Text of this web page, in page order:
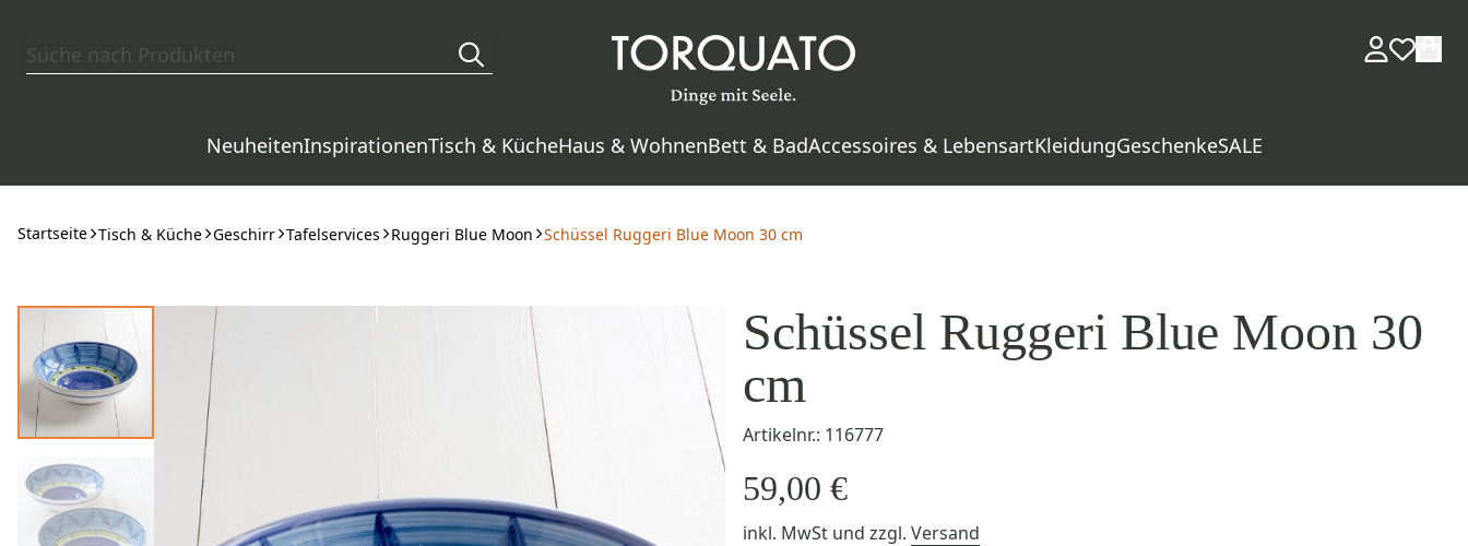
NeuheitenInspirationenTisch & KücheHaus & WohnenBett & BadAccessoires & LebensartKleidungGeschenkeSALE
Startseite Tisch & Küche Geschirr Tafelservices Ruggeri Blue Moon Schüssel Ruggeri Blue Moon 30 cm
Schüssel Ruggeri Blue Moon 30
cm
Artikelnr.: 116777
59,00 €
inkl. MwSt und zzgl. Versand